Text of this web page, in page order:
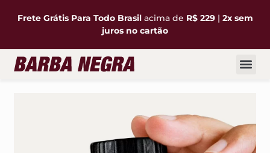
Frete Grátis Para Todo Brasil acima de R$ 229 | 2x sem
juros no cartão